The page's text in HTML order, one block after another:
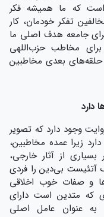
است که ما همیشه فکر
تفکر خودمان، کار
جامعه هدف اصلی ما
مخاطب حزب‌اللهی
حلقه‌های بعدی مخاطبین
دارد
وجود دارد که تصویر
زیرا عمده مخاطبین،
از آثار خارجی،
آتئیست بی‌دین را فردی
و صفات خوب اخلاقی
که متدین است دارای
عنوان عامل اصلی